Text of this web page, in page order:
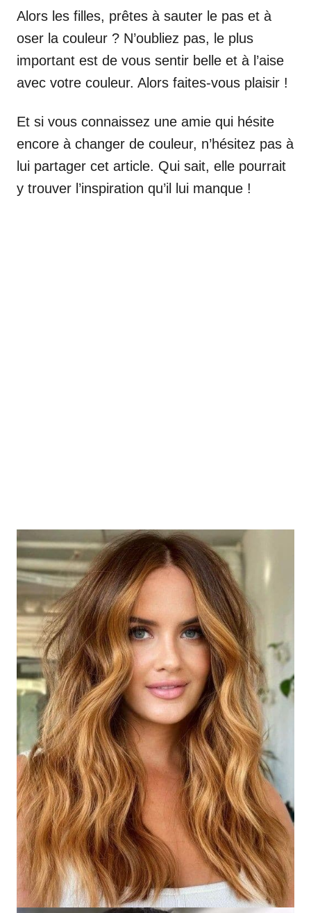
Alors les filles, prêtes à sauter le pas et à
oser la couleur ? N’oubliez pas, le plus
important est de vous sentir belle et à l’aise
avec votre couleur. Alors faites-vous plaisir !
Et si vous connaissez une amie qui hésite
encore à changer de couleur, n’hésitez pas à
lui partager cet article. Qui sait, elle pourrait
y trouver l’inspiration qu’il lui manque !